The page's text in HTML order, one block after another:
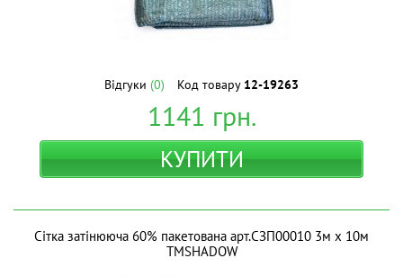
Відгуки (0) Код товару 12-19263
1141 грн.
КУПИТИ
Сітка затінююча 60% пакетована арт.СЗП00010 3м х 10м
ТМSHADOW